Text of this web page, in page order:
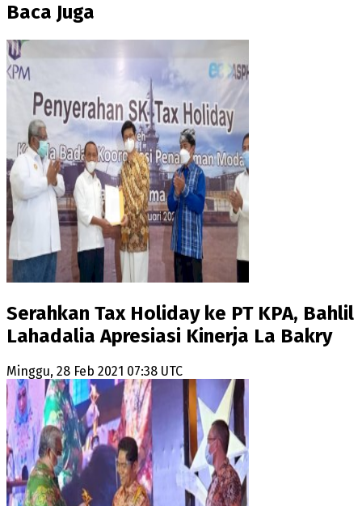
Baca Juga
Serahkan Tax Holiday ke PT KPA, Bahlil
Lahadalia Apresiasi Kinerja La Bakry
Minggu, 28 Feb 2021 07:38 UTC